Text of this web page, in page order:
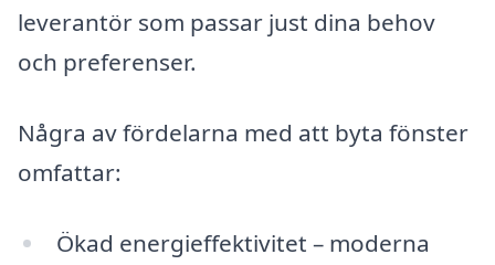
leverantör som passar just dina behov
och preferenser.
Några av fördelarna med att byta fönster
omfattar:
Ökad energieffektivitet – moderna